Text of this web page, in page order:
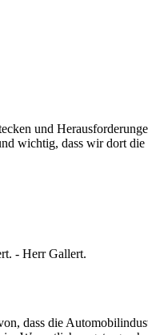
und
wichtig, dass wir dort
- Herr Gallert.
dass die